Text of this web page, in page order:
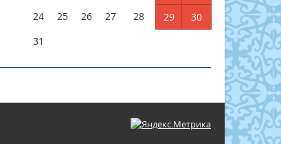
24
25 26 27 28 29
30
31